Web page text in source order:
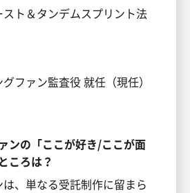
ト＆タンデムスプリント法
ファン監査役 就任（現任）
ンの「ここが好き/ここが面
ころは？
、単なる受託制作に留まら